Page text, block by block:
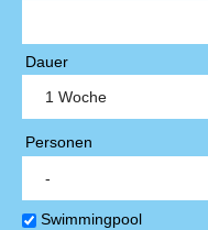
Dauer
Personen
Swimmingpool